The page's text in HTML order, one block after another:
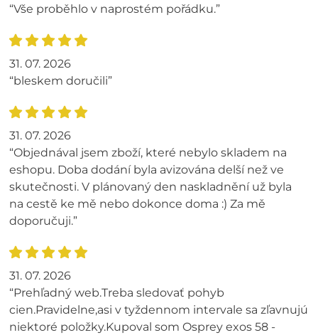
“Vše proběhlo v naprostém pořádku.”
31. 07. 2026
“bleskem doručili”
31. 07. 2026
“Objednával jsem zboží, které nebylo skladem na
eshopu. Doba dodání byla avizována delší než ve
skutečnosti. V plánovaný den naskladnění už byla
na cestě ke mě nebo dokonce doma :) Za mě
doporučuji.”
31. 07. 2026
“Prehľadný web.Treba sledovať pohyb
cien.Pravidelne,asi v tyždennom intervale sa zľavnujú
niektoré položky.Kupoval som Osprey exos 58 -